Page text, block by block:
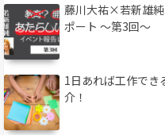
藤川大祐×若新雄
ポート 〜第3回〜
1日あれば工作でき
介！